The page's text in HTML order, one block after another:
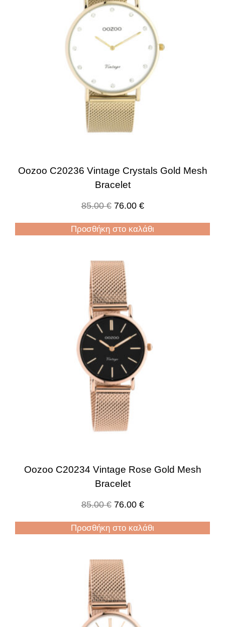
Oozoo C20236 Vintage Crystals Gold Mesh
Bracelet
85.00€ 76.00 €
Προσθήκη στο καλάθι
Oozoo C20234 Vintage Rose Gold Mesh
Bracelet
85.00€ 76.00 €
Προσθήκη στο καλάθι